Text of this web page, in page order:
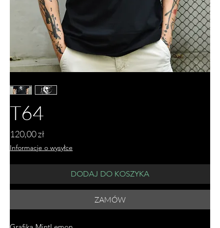
T64
120,00 złCena
Informacje o wysyłce
DODAJ DO KOSZYKA
ZAMÓW